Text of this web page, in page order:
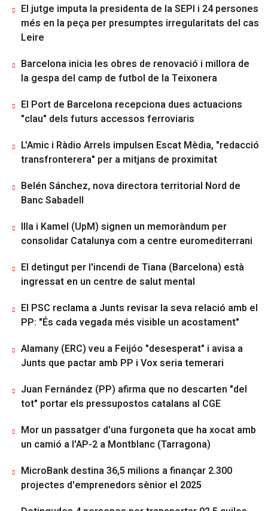
El jutge imputa la presidenta de la SEPI i 24 persones
més en la peça per presumptes irregularitats del cas
Leire
Barcelona inicia les obres de renovació i millora de
la gespa del camp de futbol de la Teixonera
El Port de Barcelona recepciona dues actuacions
"clau" dels futurs accessos ferroviaris
L'Amic i Ràdio Arrels impulsen Escat Mèdia, "redacció
transfronterera" per a mitjans de proximitat
Belén Sánchez, nova directora territorial Nord de
Banc Sabadell
Illa i Kamel (UpM) signen un memoràndum per
consolidar Catalunya com a centre euromediterrani
El detingut per l'incendi de Tiana (Barcelona) està
ingressat en un centre de salut mental
El PSC reclama a Junts revisar la seva relació amb el
PP: "És cada vegada més visible un acostament"
Alamany (ERC) veu a Feijóo "desesperat" i avisa a
Junts que pactar amb PP i Vox seria temerari
Juan Fernández (PP) afirma que no descarten "del
tot" portar els pressupostos catalans al CGE
Mor un passatger d'una furgoneta que ha xocat amb
un camió a l'AP-2 a Montblanc (Tarragona)
MicroBank destina 36,5 milions a finançar 2.300
projectes d'emprenedors sènior el 2025